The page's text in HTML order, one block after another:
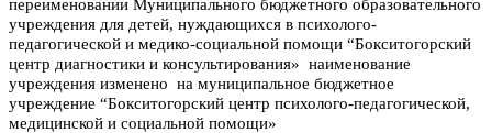
переименовании Муниципального бюджетного образовательного
учреждения для детей, нуждающихся в психолого-
педагогической и медико-социальной помощи “Бокситогорский
центр диагностики и консультирования» наименование
учреждения изменено на муниципальное бюджетное
учреждение “Бокситогорский центр психолого-педагогической,
медицинской и социальной помощи»